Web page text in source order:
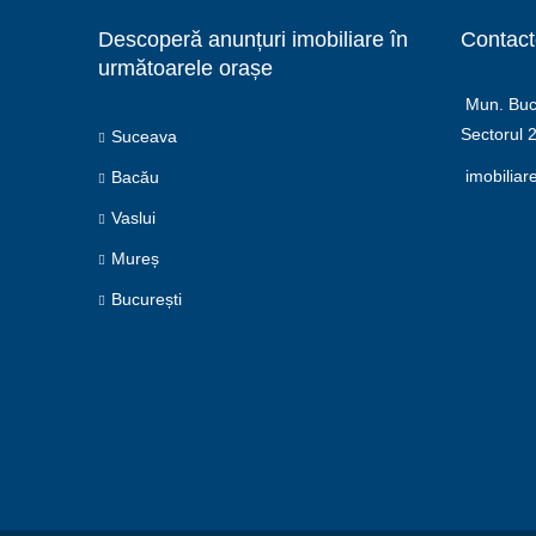
Descoperă anunțuri imobiliare în
următoarele orașe
Suceava
Bacău
Vaslui
Mureș
București
Mun.
Sectorul 2